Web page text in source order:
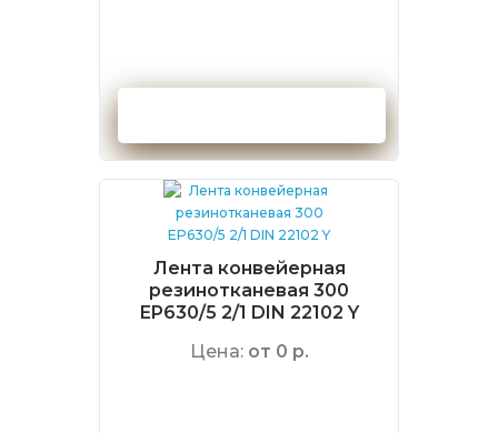
Лента конвейерная
резинотканевая 300
EP630/5 2/1 DIN 22102 Y
Цена: от 0 р.